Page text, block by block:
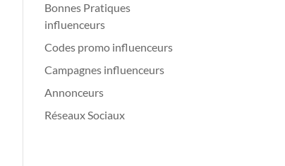
Bonnes Pratiques
influenceurs
Codes promo influenceurs
Campagnes influenceurs
Annonceurs
Réseaux Sociaux